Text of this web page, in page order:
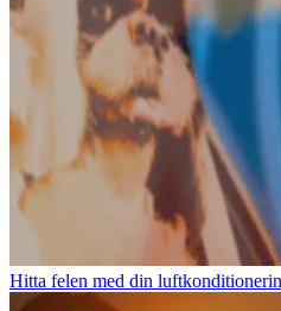
Hitta felen med din